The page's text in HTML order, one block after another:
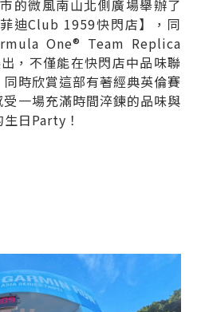
的微風南山北側廣場舉辦了
迪Club 1959快閃店】，同
One® Team Replica
，不僅能在快閃店中品味聯
時欣賞這部有著經典英倫賽
一場充滿時間淬鍊的品味與
日Party！